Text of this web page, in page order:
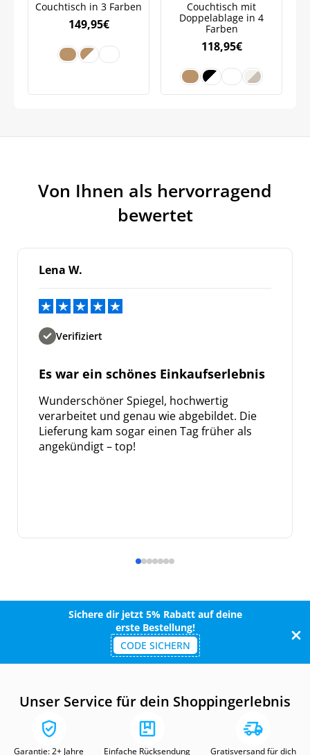
Couchtisch in 3 Farben
149,95€
Couchtisch mit
Doppelablage in 4
Farben
118,95€
Von Ihnen als hervorragend
bewertet
Lena W.
Verifiziert
Es war ein schönes Einkaufserlebnis
Wunderschöner Spiegel, hochwertig
verarbeitet und genau wie abgebildet. Die
Lieferung kam sogar einen Tag früher als
angekündigt – top!
Sichere dir jetzt 5% Rabatt auf deine
erste Bestellung!
CODE SICHERN
Unser Service für dein Shoppingerlebnis
Garantie: 2+ Jahre Einfache Rücksendung Gratisversand für dich
Jetzt5% Rabatt
Meinen Code senden
Bleiben Sie auf dem Laufenden über
Neuigkeiten und Angebote.
Weitere Informationen darüber, wie wir Ihre Daten für
Datenschutzrichtlinie.